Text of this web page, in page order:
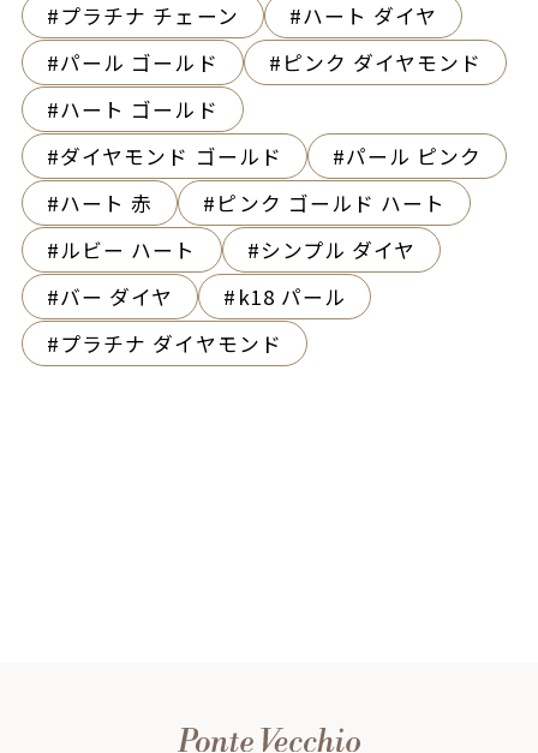
プラチナ チェーン
ハート ダイヤ
パール ゴールド
ピンク ダイヤモンド
ハート ゴールド
ダイヤモンド ゴールド
パール ピンク
ハート 赤
ピンク ゴールド ハート
ルビー ハート
シンプル ダイヤ
バー ダイヤ
k18 パール
プラチナ ダイヤモンド